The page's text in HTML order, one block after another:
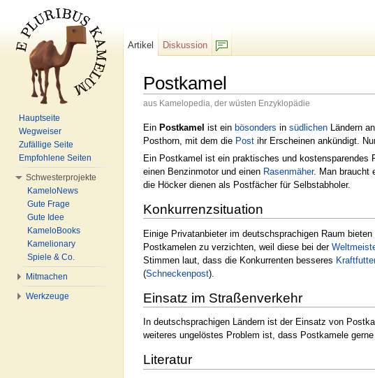
Postkamel
aus Kamelopedia, der wüsten Enzyklopädie
Ein Postkamel ist ein bösonders in südlichen Ländern
Posthorn, mit dem die Post ihr Erscheinen ankündigt.
Ein Postkamel ist ein praktisches und kostensparendes
einen Benzinmotor und einen Rasenmäher. Man braucht
die Höcker dienen als Postfächer für Selbstabholer.
Konkurrenzsituation
Einige Privatanbieter im deutschsprachigen Raum
Postkamelen zu verzichten, weil diese bei der
Stimmen laut, dass die Konkurrenten besseres
(Schneckenpost).
Einsatz im Straßenverkehr
In deutschsprachigen Ländern ist der Einsatz von
weiteres ungelöstes Problem ist, dass Postkamele
Literatur
Artikel
Diskussion
Hauptseite
Wegweiser
Zufällige Seite
Empfohlene Seiten
Schwesterprojekte
KameloNews
Gute Frage
Gute Idee
KameloBooks
Kamelionary
Spiele & Co.
Mitmachen
Werkzeuge